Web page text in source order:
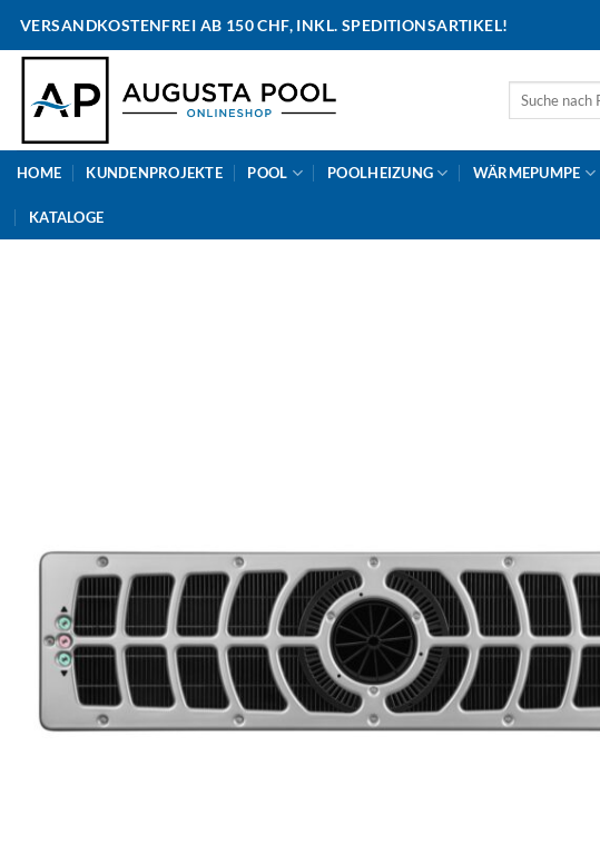
VERSANDKOSTENFREI AB 150 CHF, INKL. SPEDITIONSARTIKEL!
Suche
HOME KUNDENPROJEKTE POOL POOLHEIZUNG WÄRMEPUMPE
KATALOGE